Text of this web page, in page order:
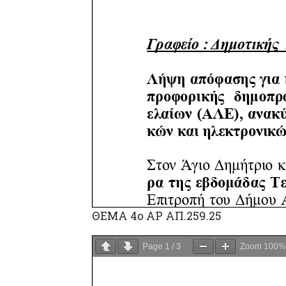
ΘΕΜΑ 4o ΑΡ ΑΠ.259.25
Page 1 / 3 Zoom 100%